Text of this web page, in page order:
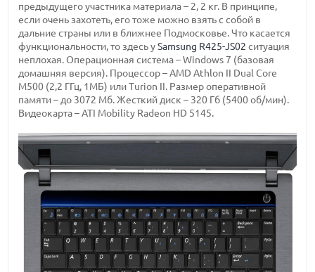
предыдущего участника материала – 2, 2 кг. В принципе,
если очень захотеть, его тоже можно взять с собой в
дальние страны или в ближнее Подмосковье. Что касается
функциональности, то здесь уSamsung R425-JS02 ситуация
неплохая. Операционная система – Windows 7 (базовая
домашняя версия). Процессор – AMD Athlon II Dual Core
M500 (2,2 ГГц, 1MБ) или Turion II. Размер оперативной
памяти – до 3072 Мб. Жесткий диск – 320 Гб (5400 об/мин).
Видеокарта – ATI Mobility Radeon HD 5145.